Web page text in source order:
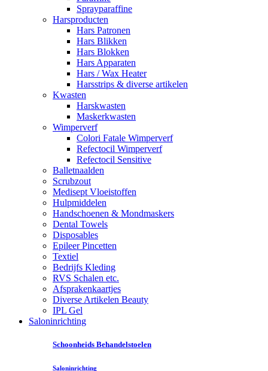
Sprayparaffine
Harsproducten
Hars Patronen
Hars Blikken
Hars Blokken
Hars Apparaten
Hars / Wax Heater
Harsstrips & diverse artikelen
Kwasten
Harskwasten
Maskerkwasten
Wimperverf
Colori Fatale Wimperverf
Refectocil Wimperverf
Refectocil Sensitive
Balletnaalden
Scrubzout
Medisept Vloeistoffen
Hulpmiddelen
Handschoenen & Mondmaskers
Dental Towels
Disposables
Epileer Pincetten
Textiel
Bedrijfs Kleding
RVS Schalen etc.
Afsprakenkaartjes
Diverse Artikelen Beauty
IPL Gel
Saloninrichting
Schoonheids Behandelstoelen
Saloninrichting